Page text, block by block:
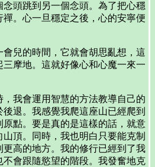
頭跳到另一個念頭。為了把心穩
。心一旦穩定之後，心的安寧便
兒的時間，它就會胡思亂想，這
摩地。這就好像心和心魔一來一
我會運用智慧的方法教導自己的
退。我感覺我爬這座山已經爬到
點。要是真的是這樣的話，就意
頂。同時，我也明白只要能克制
高的地方。我的修行已經到了我
會跟隨慾望的階段。我發奮地克